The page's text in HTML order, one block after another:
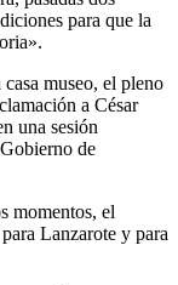
para que la
museo, el pleno
a César
una sesión
de
momentos, el
Lanzarote y para